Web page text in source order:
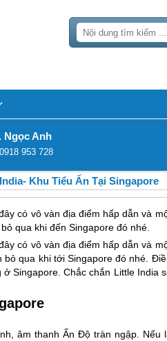
Ngọc Anh
0918 953 728
Khu Tiểu Ấn Tại Singapore
có vô vàn địa điểm hấp dẫn và
qua khi đến Singapore đó nhé.
có vô vàn địa điểm hấp dẫn và
bỏ qua khi tới Singapoređó nhé.
ởSingapore. Chắc chắn Little India
âm thanh Ấn Độ tràn ngập. Nếu